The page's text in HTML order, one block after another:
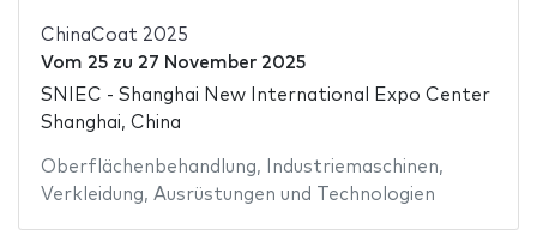
ChinaCoat 2025
Vom 25zu 27 November 2025
SNIEC - Shanghai New International Expo Center
Shanghai, China
Oberflächenbehandlung, Industriemaschinen,
Verkleidung, Ausrüstungen und Technologien